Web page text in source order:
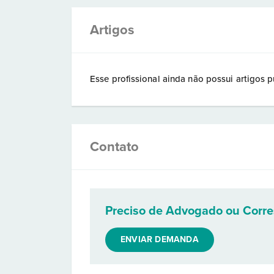
Artigos
Esse profissional ainda não possui artigos
Contato
Preciso de Advogado ou
ENVIAR DEMANDA